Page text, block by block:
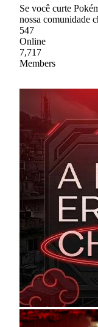
Se você curte
nossa comunidade
547
Online
7,717
Members